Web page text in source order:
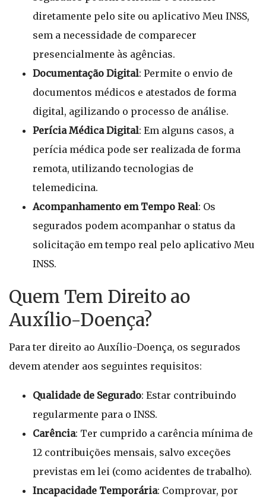
diretamente pelo site ou aplicativo Meu INSS,
sem a necessidade de comparecer
presencialmente às agências.
Documentação Digital: Permite o envio de
documentos médicos e atestados de forma
digital, agilizando o processo de análise.
Perícia Médica Digital: Em alguns casos, a
perícia médica pode ser realizada de forma
remota, utilizando tecnologias de
telemedicina.
Acompanhamento em Tempo Real: Os
segurados podem acompanhar o status da
solicitação em tempo real pelo aplicativo Meu
INSS.
Quem Tem Direito ao
Auxílio-Doença?
Para ter direito ao Auxílio-Doença, os segurados
devem atender aos seguintes requisitos:
Qualidade de Segurado: Estar contribuindo
regularmente para o INSS.
Carência: Ter cumprido a carência mínima de
12 contribuições mensais, salvo exceções
previstas em lei (como acidentes de trabalho).
Incapacidade Temporária: Comprovar, por